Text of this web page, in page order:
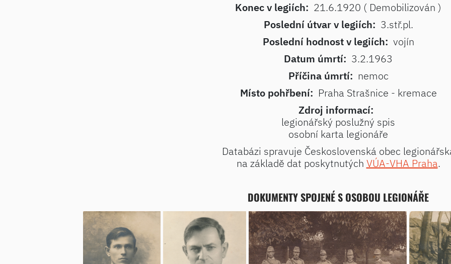
Konec v legiích: 21.6.1920 ( Demobilizován )
Poslední útvar v legiích: 3.stř.pl.
Poslední hodnost v legiích: vojín
Datum úmrtí: 3.2.1963
Příčina úmrtí: nemoc
Místo pohřbení: Praha Strašnice - kremace
Zdroj informací:
legionářský poslužný spis
osobní karta legionáře
Databázi spravuje Československá obec
na základě dat poskytnutých VÚA-VHA Praha.
DOKUMENTY SPOJENÉ S OSOBOU LEGIONÁŘE